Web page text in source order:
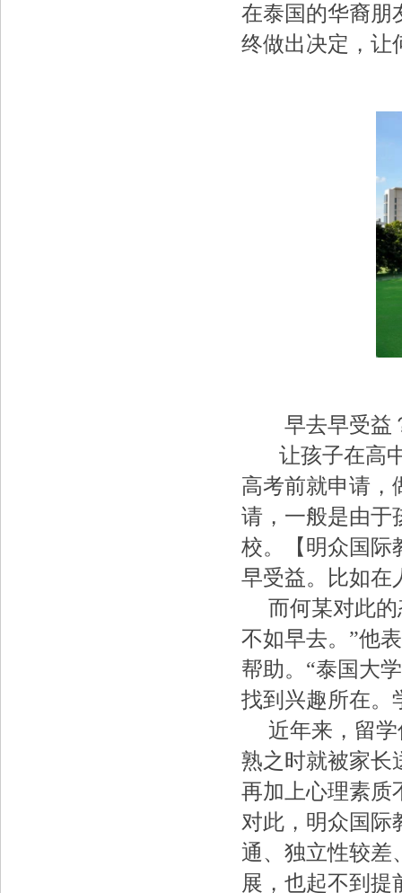
在泰国的华裔朋
终做出决定，让
早去早受益
让孩子在高中
高考前就申请，
请，一般是由于
校。【明众国际
早受益。比如在
而何某对此的
不如早去。”他
帮助。“泰国大
找到兴趣所在。
近年来，留学
熟之时就被家长
再加上心理素质
对此，明众国际
通、独立性较差
展，也起不到提